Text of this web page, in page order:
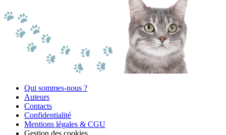
Qui sommes-nous ?
Auteurs
Contacts
Confidentialité
Mentions légales & CGU